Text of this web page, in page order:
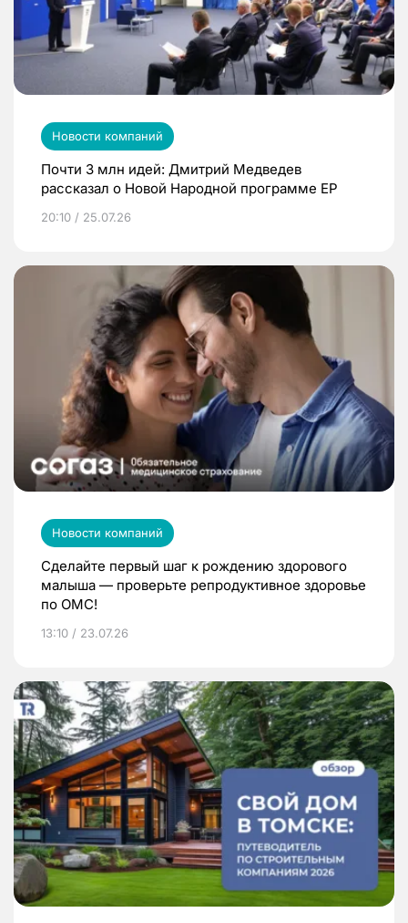
Новости компаний
Почти 3 млн идей: Дмитрий Медведев
рассказал о Новой Народной программе ЕР
20:10 / 25.07.26
Новости компаний
Сделайте первый шаг к рождению здорового
малыша — проверьте репродуктивное здоровье
по ОМС!
13:10 / 23.07.26